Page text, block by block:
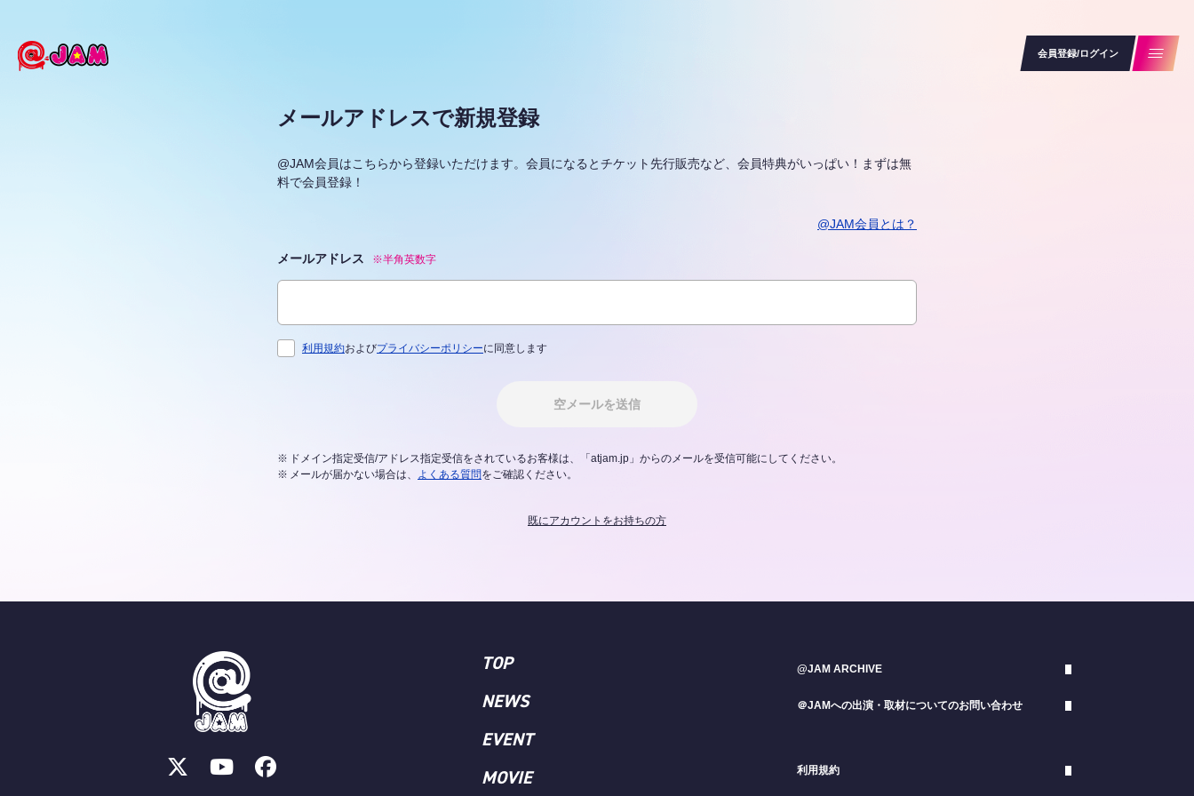
会員登録/ログイン
メールアドレスで新規登録
@JAM会員はこちらから登録いただけます。会員になるとチケット先行販売など、会員特典がいっぱい！まずは無
料で会員登録！
@JAM会員とは？
メールアドレス ※半角英数字
利用規約およびプライバシーポリシーに同意します
空メールを送信
ドメイン指定受信/アドレス指定受信をされているお客様は、「atjam.jp」からのメールを受信可能にしてください。
メールが届かない場合は、
よくある質問をご確認ください。
既にアカウントをお持ちの方
TOP
NEWS
EVENT
MOVIE
@JAM ARCHIVE
＠JAMへの出演・取材についてのお問い合わせ
利用規約